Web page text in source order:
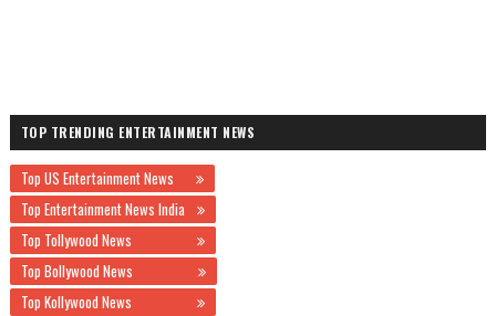
TOP TRENDING ENTERTAINMENT NEWS
Top US Entertainment News
Top Entertainment News India
Top Tollywood News
Top Bollywood News
Top Kollywood News